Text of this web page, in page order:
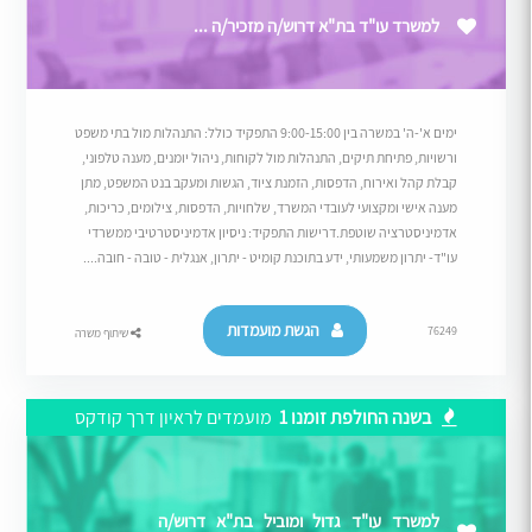
למשרד עו"ד בת"א דרוש/ה מזכיר/ה ...
ימים א'-ה' במשרה בין 9:00-15:00 התפקיד כולל: התנהלות מול בתי משפט
ורשויות, פתיחת תיקים, התנהלות מול לקוחות, ניהול יומנים, מענה טלפוני,
קבלת קהל ואירוח, הדפסות, הזמנת ציוד, הגשות ומעקב בנט המשפט, מתן
מענה אישי ומקצועי לעובדי המשרד, שלחויות, הדפסות, צילומים, כריכות,
אדמיניסטרציה שוטפת.דרישות התפקיד: ניסיון אדמיניסטרטיבי ממשרדי
עו"ד- יתרון משמעותי, ידע בתוכנת קומיט - יתרון, אנגלית - טובה - חובה....
76249 הגשת מועמדות שיתוף משרה
בשנה החולפת זומנו 1 מועמדים לראיון דרך קודקס
למשרד עו"ד גדול ומוביל בת"א דרוש/ה